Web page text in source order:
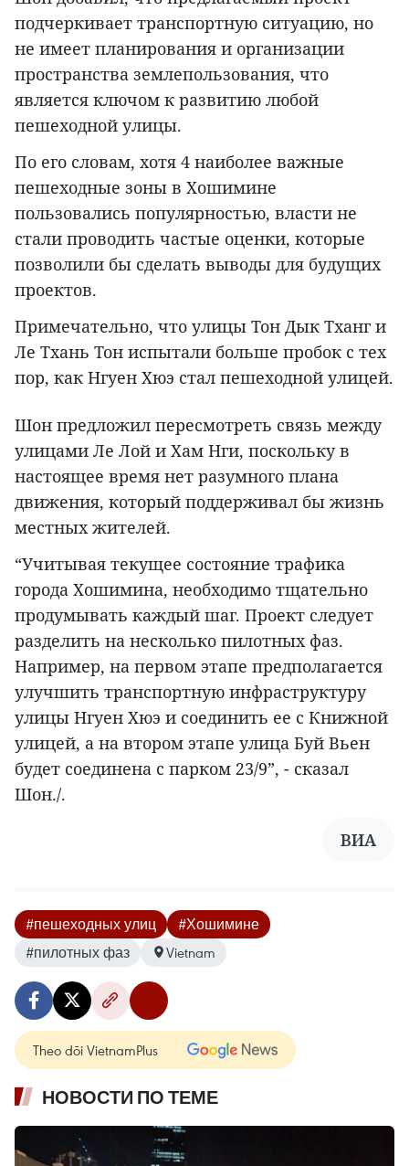
подчеркивает транспортную ситуацию, но
не имеет планирования и организации
пространства землепользования, что
является ключом к развитию любой
пешеходной улицы.
По его словам, хотя 4 наиболее важные
пешеходные зоны в Хошимине
пользовались популярностью, власти не
стали проводить частые оценки, которые
позволили бы сделать выводы для будущих
проектов.
Примечательно, что улицы Тон Дык Тханг и
Ле Тхань Тон испытали больше пробок с тех
пор, как Нгуен Хюэ стал пешеходной улицей.
Шон предложил пересмотреть связь между
улицами Ле Лой и Хам Нги, поскольку в
настоящее время нет разумного плана
движения, который поддерживал бы жизнь
местных жителей.
“Учитывая текущее состояние трафика
города Хошимина, необходимо тщательно
продумывать каждый шаг. Проект следует
разделить на несколько пилотных фаз.
Например, на первом этапе предполагается
улучшить транспортную инфраструктуру
улицы Нгуен Хюэ и соединить ее с Книжной
улицей, а на втором этапе улица Буй Вьен
будет соединена с парком 23/9”, - сказал
Шон./.
ВИА
#пешеходных улиц
#Хошимине
#пилотных фаз
Vietnam
Theo dõi VietnamPlus
НОВОСТИ ПО ТЕМЕ